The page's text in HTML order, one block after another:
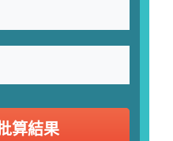
算結果